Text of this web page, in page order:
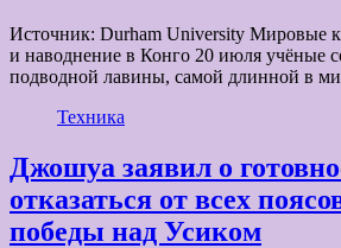
Источник: Durham University Мировые
и наводнение в Конго 20 июля учёные
подводной лавины, самой длинной в
Техника
Джошуа заявил о
отказаться от всех
победы над Усиком